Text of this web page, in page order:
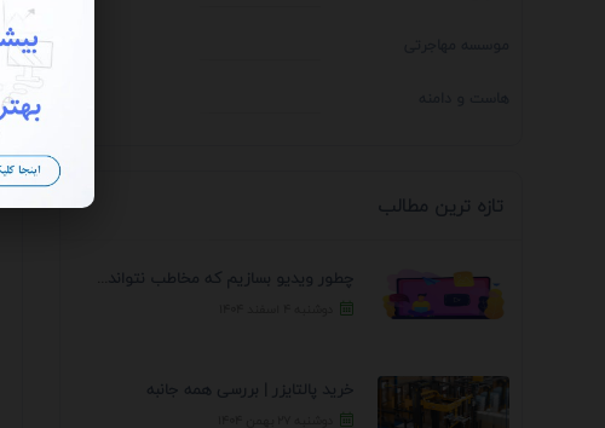
تازه ترین مطالب
خرید پالتایزر | بررسی همه جانبه